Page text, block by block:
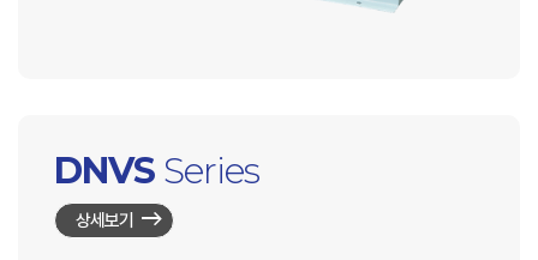
DNVS Series
상세보기